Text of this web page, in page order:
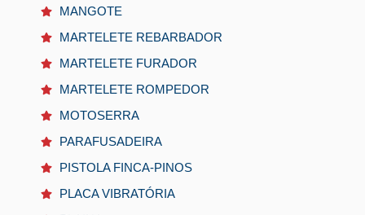
MANGOTE
MARTELETE REBARBADOR
MARTELETE FURADOR
MARTELETE ROMPEDOR
MOTOSERRA
PARAFUSADEIRA
PISTOLA FINCA-PINOS
PLACA VIBRATÓRIA